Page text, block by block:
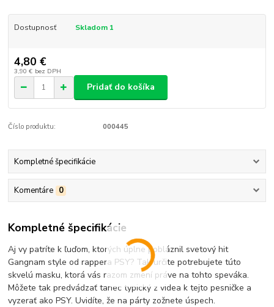
Dostupnosť Skladom 1
4,80 €
3,90 € bez DPH
Pridať do košíka
Číslo produktu: 000445
Kompletné špecifikácie
Komentáre 0
Kompletné špecifikácie
Aj vy patríte k ľuďom, ktorých úplne pobláznil svetový hit
Gangnam style od rappera PSY? Tak určite potrebujete túto
skvelú masku, ktorá vás razom zmení práve na tohto speváka.
Môžete tak predvádzať tanec typický z videa k tejto pesničke a
vyzerať ako PSY. Uvidíte, že na párty zožnete úspech.